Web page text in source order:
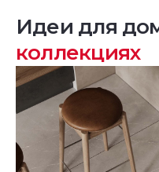
Идеи для
коллекциях